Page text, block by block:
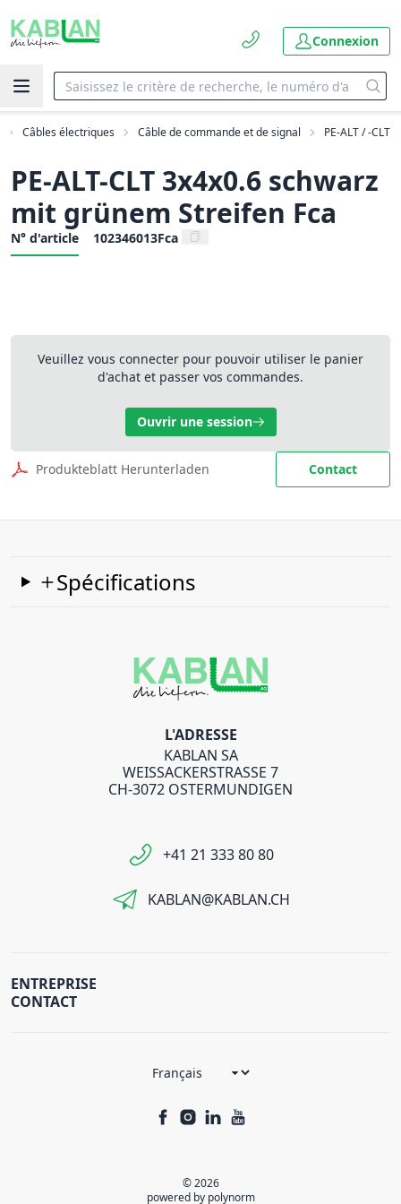
Connexion
Câbles électriques Câble de commande et de signal PE-ALT / -CLT
PE-ALT-CLT 3x4x0.6 schwarz
mit grünem Streifen Fca
N° d'article 102346013Fca
Veuillez vous connecter pour pouvoir utiliser le panier
d'achat et passer vos commandes.
Ouvrir une session
Produkteblatt Herunterladen Contact
Spécifications
L'ADRESSE
KABLAN SA
WEISSACKERSTRASSE 7
CH-3072 OSTERMUNDIGEN
+41 21 333 80 80
KABLAN@KABLAN.CH
ENTREPRISE
CONTACT
© 2026
powered by polynorm